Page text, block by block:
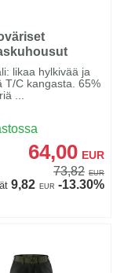
EN 20471
likaa hylkivää ja
T/C kangasta. 65%
...
64,00 EUR
73,82 EUR
9,82 EUR -13.30%